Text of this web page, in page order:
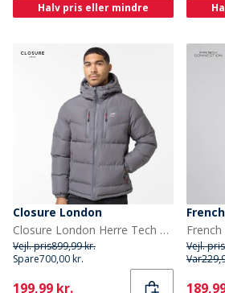
Halv pris eller mindre
Closure London
Closure London Herre Tech Logo Puffer Jakke Koksgrå
Vejl. pris899,99 kr.
Spare700,00 kr.
Current
199,99 kr.
Vejl. pris
Var